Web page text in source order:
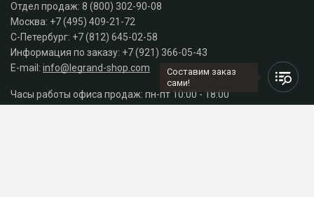
Отдел продаж: 8 (800) 302-90-08
Москва: +7 (495) 409-21-72
С-Петербург: +7 (812) 645-02-58
Информация по заказу: +7 (921) 366-05-43
E-mail: info@legrand-shop.com
Часы работы офиса продаж: пн-пт 10:00 - 18:00
Составим заказ
сами!